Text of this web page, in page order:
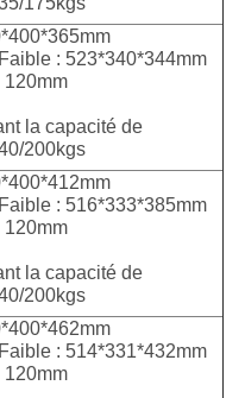
: 523*340*344mm
120mm
la capacité de
200kgs
: 516*333*385mm
120mm
la capacité de
200kgs
: 514*331*432mm
120mm